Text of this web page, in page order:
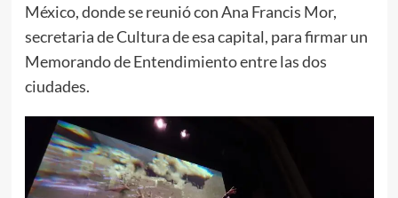
México, donde se reunió con Ana Francis Mor,
secretaria de Cultura de esa capital, para firmar un
Memorando de Entendimiento entre las dos
ciudades.